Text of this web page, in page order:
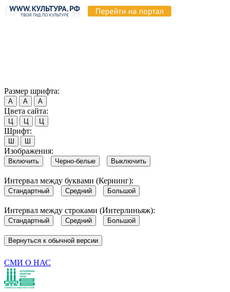
Размер шрифта:
А А А
Цвета сайта:
Ц Ц Ц
Шрифт:
Ш Ш
Изображения:
Включить Черно-белые Выключить
Интервал между буквами (Кернинг):
Стандартный Средний Большой
Интервал между строками (Интерлиньяж):
Стандартный Средний Большой
Вернуться к обычной версии
СМИ О НАС